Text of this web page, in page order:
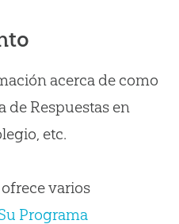
acerca de como
de Respuestas en
etc.
varios
Programa